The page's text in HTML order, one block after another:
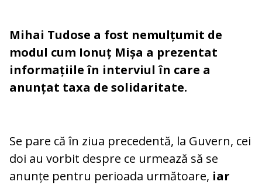
Mihai Tudose a fost nemulțumit de
modul cum Ionuț Mișa a prezentat
informațiile în interviul în care a
anunțat taxa de solidaritate.
Se pare că în ziua precedentă, la Guvern, cei
doi au vorbit despre ce urmează să se
anunțe pentru perioada următoare, iar